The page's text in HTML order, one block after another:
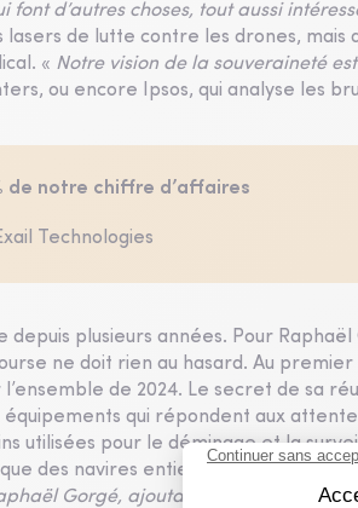
font d’autres choses, tout aussi
lasers de lutte contre les drones, mais
« Notre vision de la souveraineté
ou encore Ipsos, qui analyse les
de notre chiffre d’affaires
Technologies
plusieurs années. Pour Raphaël
ne doit rien au hasard. Au
de 2024. Le secret de sa
qui répondent aux
utilisées pour le déminage et la
des navires entiers. «
Dès le début,
Gorgé, ajoutant que ses « succès